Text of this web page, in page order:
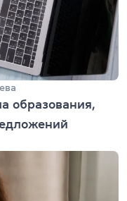
образования,